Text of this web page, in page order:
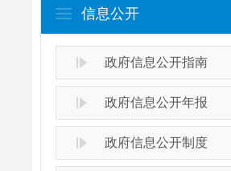
信息公开
政府信息公开指南
政府信息公开年报
政府信息公开制度